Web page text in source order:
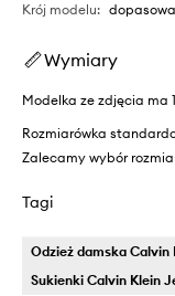
Krój modelu:
Wymiary
Modelka ze zdjęcia ma
Rozmiarówka
Zalecamy wybór
Tagi
Odzież damska Calvin
Sukienki Calvin Klein